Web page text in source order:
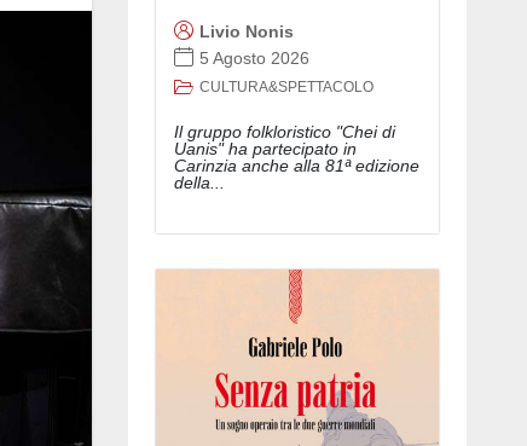
Livio Nonis
5 Agosto 2026
CULTURA&SPETTACOLO
Il gruppo folkloristico "Chei di
Uanis" ha partecipato in
Carinzia anche alla 81ª edizione
della...